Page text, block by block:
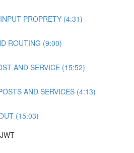
PROPRETY (4:31)
ROUTING (9:00)
AND SERVICE (15:52)
AND SERVICES (4:13)
(15:03)